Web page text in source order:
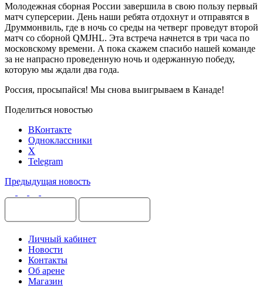
Молодежная сборная России завершила в свою пользу первый
матч суперсерии. День наши ребята отдохнут и отправятся в
Друммонвиль, где в ночь со среды на четверг проведут второй
матч со сборной QMJHL. Эта встреча начнется в три часа по
московскому времени. А пока скажем спасибо нашей команде
за не напрасно проведенную ночь и одержанную победу,
которую мы ждали два года.
Россия, просыпайся! Мы снова выигрываем в Канаде!
Поделиться новостью
ВКонтакте
Одноклассники
X
Telegram
Предыдущая новость
Личный кабинет
Новости
Контакты
Об арене
Магазин